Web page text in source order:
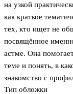
на узкой
как краткое
тех, кто ищет не
посвящённое
астме. Она
теме и понять, в
знакомство с
Тип обложки